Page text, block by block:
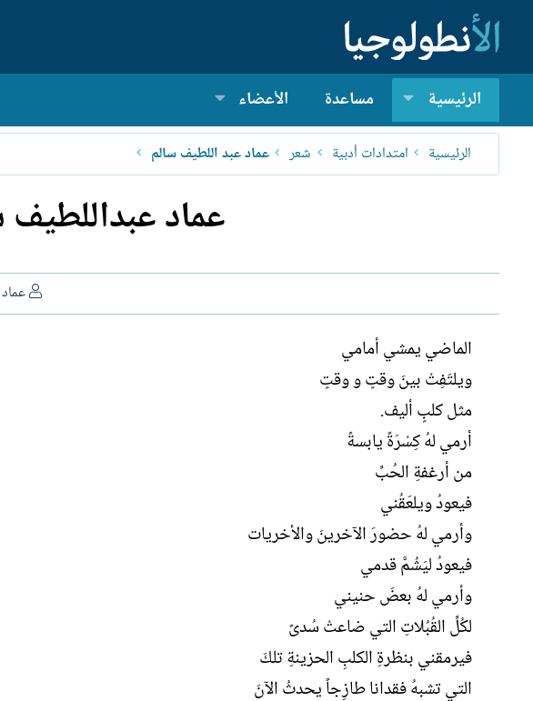
الرئيسية مساعدة الأعضاء
الرئيسية امتدادات أدبية شعر عماد عبد اللطيف سالم
عماد
ا
ل
الماضي يمشي أمامي
ويلتَفِتْ بينَ وقتٍ و وقتٍ
مثل كلبٍ أليف.
أرمي لهُ كِسْرَةً يابسةً
من أرغفةِ الحُبِّ
فيعودُ ويلعَقُني
وأرمي لهُ حضورَ الآخرينَ والأخريات
فيعودُ ليَشُمَّ قدمي
وأرمي لهُ بعضَ حنيني
لكُلِّ القُبُلاتِ التي ضاعتْ سُدىً
فيرمقني بنظرةِ الكلبِ الحزينةِ تلكَ
التي تشبهُ فقدانا طازِجاً يحدثُ الآنَ